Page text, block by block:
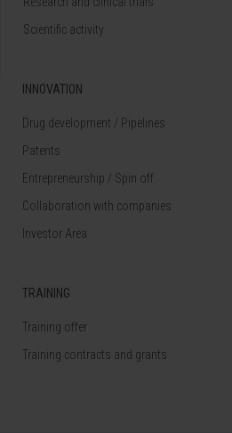
Scientific activity
INNOVATION
Drug development / Pipelines
Patents
Entrepreneurship / Spin off
Collaboration with companies
Investor Area
TRAINING
Training offer
Training contracts and grants